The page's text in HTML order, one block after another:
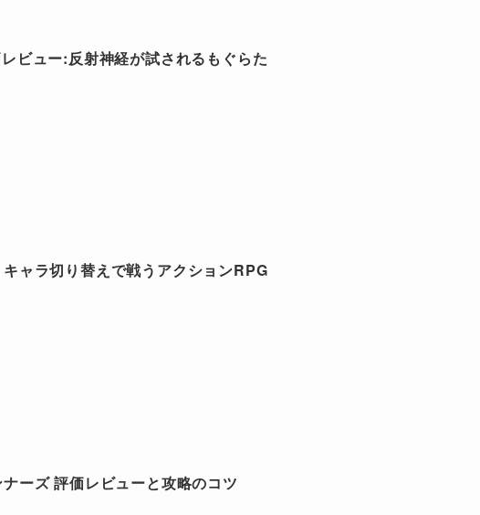
ビュー:反射神経が試されるもぐらた
ャラ切り替えで戦うアクションRPG
ーズ 評価レビューと攻略のコツ